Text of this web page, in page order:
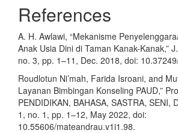
References
A. H. Awlawi, “Mekanisme
Anak Usia Dini di Taman Kanak-Kanak,”
no. 3, pp. 1–11, Dec. 2018, doi:
Roudlotun Ni’mah, Farida Isroani, and
Layanan Bimbingan Konseling PAUD,”
PENDIDIKAN, BAHASA, SASTRA, SENI,
1, no. 1, pp. 1–12, May 2022, doi:
10.55606/mateandrau.v1i1.98.